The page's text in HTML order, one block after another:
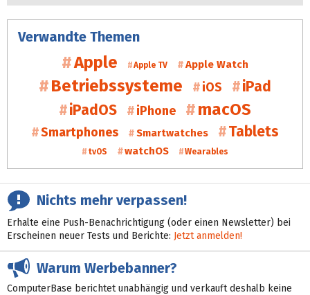
Verwandte Themen
Apple Apple TV Apple Watch
Betriebssysteme iOS
iPad
iPadOS
iPhone macOS
Smartphones Smartwatches Tablets
tvOS watchOS Wearables
Nichts mehr verpassen!
Erhalte eine Push-Benachrichtigung (oder einen Newsletter) bei
Erscheinen neuer Tests und Berichte: Jetzt anmelden!
Warum Werbebanner?
ComputerBase berichtet unabhängig und verkauft deshalb keine